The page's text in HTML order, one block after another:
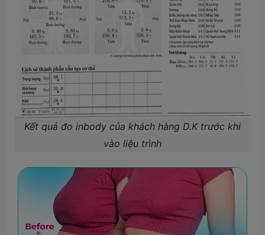
Kết quả đo inbody của khách hàng D.K trước khi
vào liệu trình